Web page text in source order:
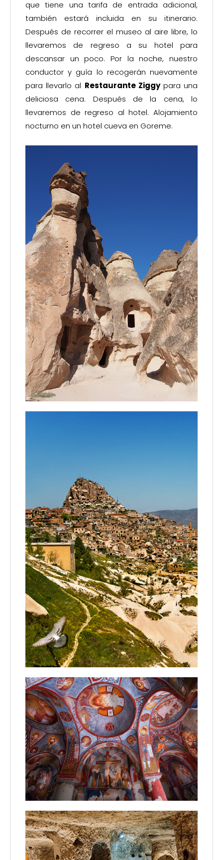
que tiene una tarifa de entrada adicional,
también estará incluida en su itinerario.
Después de recorrer el museo al aire libre, lo
llevaremos de regreso a su hotel para
descansar un poco. Por la noche, nuestro
conductor y guía lo recogerán nuevamente
para llevarlo al Restaurante Ziggypara una
deliciosa cena. Después de la cena, lo
llevaremos de regreso al hotel. Alojamiento
nocturno en un hotel cueva en Goreme.